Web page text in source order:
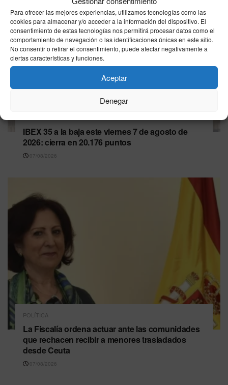
Para ofrecer las mejores experiencias, utilizamos tecnologías como las
cookies para almacenar y/o acceder a la información del dispositivo. El
consentimiento de estas tecnologías nos permitirá procesar datos como el
comportamiento de navegación o las identificaciones únicas en este sitio.
No consentir o retirar el consentimiento, puede afectar negativamente a
ciertas características y funciones.
Aceptar
Denegar
IBEX 35 a la baja este viernes 7 de agosto de
2026: cierra en 20.176 puntos
07/08/2026
POLÍTICA
La Fiscalía ordena actuar ante las comunidades
que rechacen recibir a menores trasladados
desde Ceuta
07/08/2026